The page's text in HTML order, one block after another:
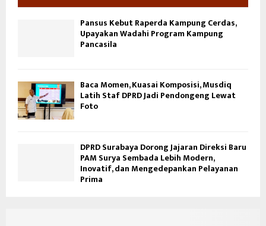
Pansus Kebut Raperda Kampung Cerdas,
Upayakan Wadahi Program Kampung
Pancasila
Baca Momen, Kuasai Komposisi, Musdiq
Latih Staf DPRD Jadi Pendongeng Lewat
Foto
DPRD Surabaya Dorong Jajaran Direksi Baru
PAM Surya Sembada Lebih Modern,
Inovatif, dan Mengedepankan Pelayanan
Prima